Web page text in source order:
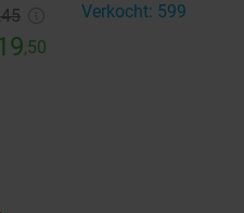
,50
Verkocht: 599